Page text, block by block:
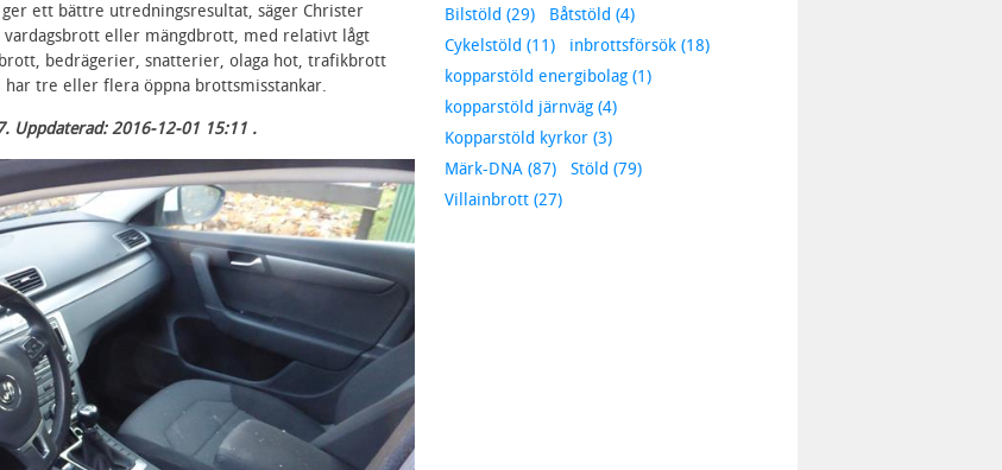
ett bättre utredningsresultat, säger Christer
eller mängdbrott, med relativt lågt
bedrägerier, snatterier, olaga hot, trafikbrott
tre eller flera öppna brottsmisstankar.
Uppdaterad: 2016-12-01 15:11 .
Bilstöld (29)
Båtstöld (4)
Cykelstöld (11)
inbrottsförsök (18)
kopparstöld energibolag (1)
kopparstöld järnväg (4)
Kopparstöld kyrkor (3)
Märk-DNA (87)
Stöld (79)
Villainbrott (27)